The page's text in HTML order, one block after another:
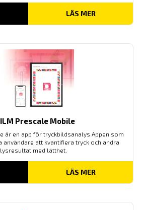
LÄS MER
Prescale Mobile
är en app för tryckbildsanalys Appen som
att kvantifiera tryck och andra
med lätthet.
LÄS MER